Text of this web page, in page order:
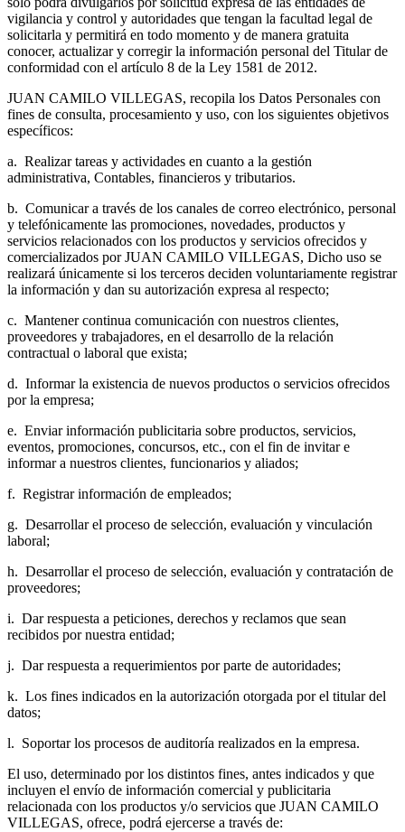
vigilancia y control y autoridades que tengan la facultad legal de
solicitarla y permitirá en todo momento y de manera gratuita
conocer, actualizar y corregir la información personal del Titular de
conformidad con el artículo 8 de la Ley 1581 de 2012.
JUAN CAMILO VILLEGAS, recopila los Datos Personales con
fines de consulta, procesamiento y uso, con los siguientes objetivos
específicos:
a. Realizar tareas y actividades en cuanto a la gestión
administrativa, Contables, financieros y tributarios.
b. Comunicar a través de los canales de correo electrónico, personal
y telefónicamente las promociones, novedades, productos y
servicios relacionados con los productos y servicios ofrecidos y
comercializados por JUAN CAMILO VILLEGAS, Dicho uso se
realizará únicamente si los terceros deciden voluntariamente registrar
la información y dan su autorización expresa al respecto;
c. Mantener continua comunicación con nuestros clientes,
proveedores y trabajadores, en el desarrollo de la relación
contractual o laboral que exista;
d. Informar la existencia de nuevos productos o servicios ofrecidos
por la empresa;
e. Enviar información publicitaria sobre productos, servicios,
eventos, promociones, concursos, etc., con el fin de invitar e
informar a nuestros clientes, funcionarios y aliados;
f. Registrar información de empleados;
g. Desarrollar el proceso de selección, evaluación y vinculación
laboral;
h. Desarrollar el proceso de selección, evaluación y contratación de
proveedores;
i. Dar respuesta a peticiones, derechos y reclamos que sean
recibidos por nuestra entidad;
j. Dar respuesta a requerimientos por parte de autoridades;
k. Los fines indicados en la autorización otorgada por el titular del
datos;
l. Soportar los procesos de auditoría realizados en la empresa.
El uso, determinado por los distintos fines, antes indicados y que
incluyen el envío de información comercial y publicitaria
relacionada con los productos y/o servicios que JUAN CAMILO
VILLEGAS, ofrece, podrá ejercerse a través de: